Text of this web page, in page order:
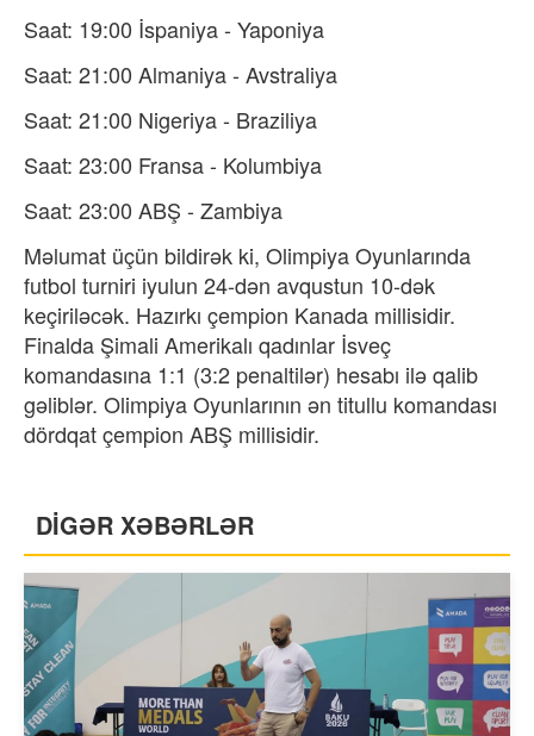
Saat: 19:00 İspaniya - Yaponiya
Saat: 21:00 Almaniya - Avstraliya
Saat: 21:00 Nigeriya - Braziliya
Saat: 23:00 Fransa - Kolumbiya
Saat: 23:00 ABŞ - Zambiya
Məlumat üçün bildirək ki, Olimpiya Oyunlarında
futbol turniri iyulun 24-dən avqustun 10-dək
keçiriləcək. Hazırkı çempion Kanada millisidir.
Finalda Şimali Amerikalı qadınlar İsveç
komandasına 1:1 (3:2 penaltilər) hesabı ilə qalib
gəliblər. Olimpiya Oyunlarının ən titullu komandası
dördqat çempion ABŞ millisidir.
DİGƏR XƏBƏRLƏR